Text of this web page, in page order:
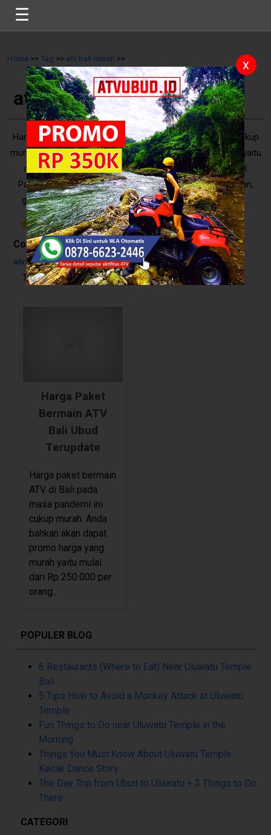
x
☰
Home >> Tag >> atv bali murah >>
atv bali murah
Harga paket bermain ATV di Bali pada masa pandemi ini cukup
murah. Anda bahkan akan dapat promo harga yang murah yaitu
mulai dari Rp 250.000 per orang. Atv Di Bali Atv Bali Ubud
Paket ATV Bali ini sudah termasuk perlengkapan keamanan,
guide, locker, shower, dan ruang ganti. Perlengkapan kea ..
5/10Reviews
Contents
atv bali murah
Harga Paket Bermain ATV Bali Ubud Terupdate
Harga Paket
Bermain ATV
Bali Ubud
Terupdate
Harga paket bermain
ATV di Bali pada
masa pandemi ini
cukup murah. Anda
bahkan akan dapat
promo harga yang
murah yaitu mulai
dari Rp 250.000 per
orang..
POPULER BLOG
6 Restaurants (Where to Eat) Near Uluwatu Temple
Bali
5 Tips How to Avoid a Monkey Attack at Uluwatu
Temple
Fun Things to Do near Uluwatu Temple in the
Morning
Things You Must Know About Uluwatu Temple
Kecak Dance Story
The Day Trip from Ubud to Uluwatu + 3 Things to Do
There
CATEGORI